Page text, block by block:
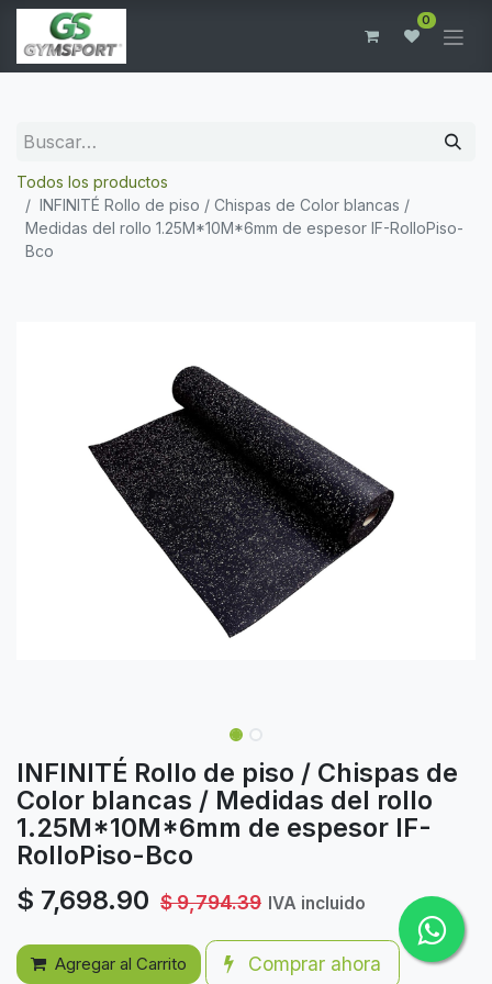
0
Todos los productos
INFINITÉ Rollo de piso / Chispas de Color blancas /
Medidas del rollo 1.25M*10M*6mm de espesor IF-RolloPiso-
Bco
INFINITÉ Rollo de piso / Chispas de
Color blancas / Medidas del rollo
1.25M*10M*6mm de espesor IF-
RolloPiso-Bco
$ 7,698.90 $9,794.39 IVA incluido
Agregar al Carrito Comprar ahora